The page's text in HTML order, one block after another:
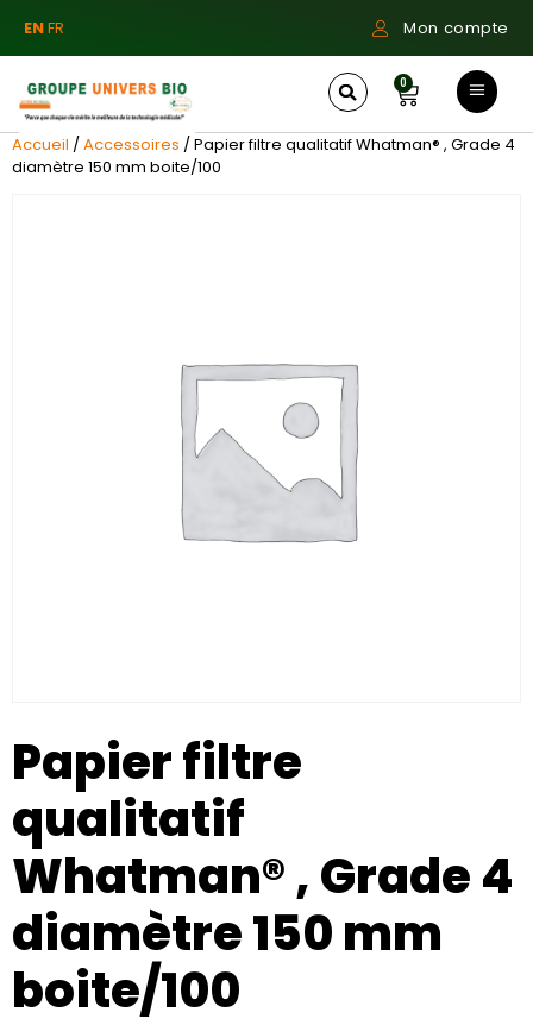
ENFR Mon compte
0
Accueil /Accessoires / Papier filtre qualitatif Whatman® , Grade 4
diamètre 150 mm boite/100
Papier filtre
qualitatif
Whatman® , Grade 4
diamètre 150 mm
boite/100